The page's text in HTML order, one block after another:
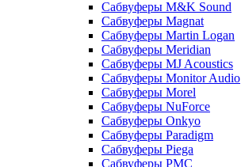
Сабвуферы M&K Sound
Сабвуферы Magnat
Сабвуферы Martin Logan
Сабвуферы Meridian
Сабвуферы MJ Acoustics
Сабвуферы Monitor Audio
Сабвуферы Morel
Сабвуферы NuForce
Сабвуферы Onkyo
Сабвуферы Paradigm
Сабвуферы Piega
Сабвуферы PMC